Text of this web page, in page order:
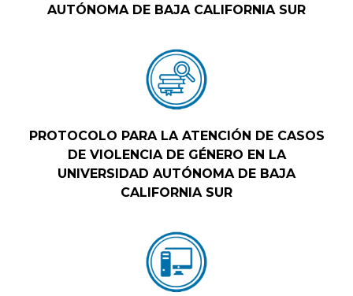
AUTÓNOMA DE BAJA CALIFORNIA SUR
PROTOCOLO PARA LA ATENCIÓN DE CASOS
DE VIOLENCIA DE GÉNERO EN LA
UNIVERSIDAD AUTÓNOMA DE BAJA
CALIFORNIA SUR